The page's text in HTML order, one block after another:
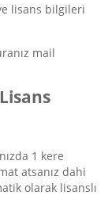
lisans bilgileri
mail
1 kere
atsanız dahi
olarak lisanslı